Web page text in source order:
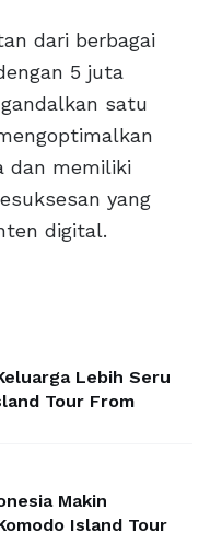
dari berbagai
5 juta
satu
dan memiliki
yang
digital.
Lebih Seru
Tour From
Makin
Island Tour